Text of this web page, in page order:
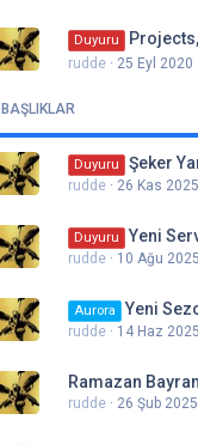
Duyuru
rudde 25 Eyl 2020
BAŞLIKLAR
Duyuru Şeker
rudde 26 Kas 2025
Duyuru Yeni
rudde 10 Ağu 2025
Aurora Yeni
rudde 14 Haz 2025
Ramazan
rudde 26 Şub 2025